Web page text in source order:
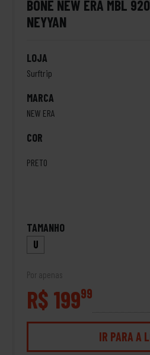
BONÉ NEW ERA MBL
NEYYAN
LOJA
Surftrip
MARCA
NEW ERA
COR
PRETO
TAMANHO
U
Por apenas
R$ 19999
IR PARA A